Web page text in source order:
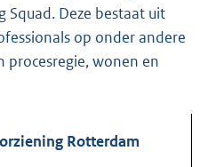
Squad. Deze bestaat uit
op onder andere
procesregie, wonen en
Rotterdam